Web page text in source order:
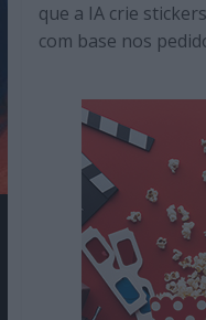
que a IA crie
com base nos